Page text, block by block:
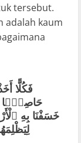
tersebut.
adalah kaum
فَكُلًّا
حَاصِبًۭا
خَسَفْنَا بِهِ